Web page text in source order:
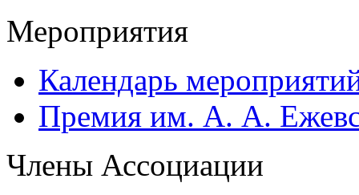
Мероприятия
Календарь
Премия им. А. А.
Члены Ассоциации